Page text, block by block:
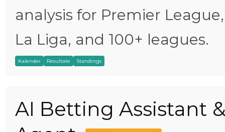
analysis for Premier League,
La Liga, and 100+ leagues.
Kalender Resultate Standings
AI Betting Assistant